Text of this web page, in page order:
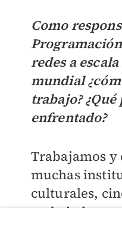
Como
redes a
mundial
trabajo?
enfrentado?
Trabajamos y
muchas
culturales,
embajadas,